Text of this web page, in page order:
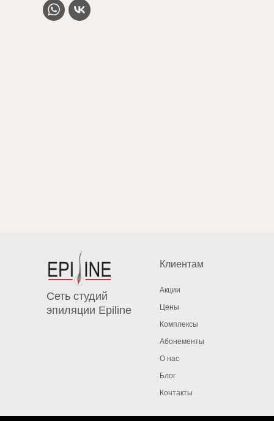
Контакты
Блог
О нас
Абонементы
Комплексы
Цены
Акции
Клиентам
Сеть студий
эпиляции Epiline